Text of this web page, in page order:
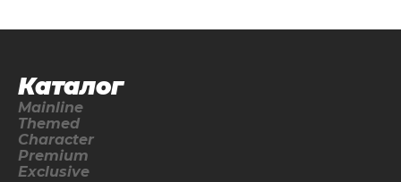
Каталог
Mainline
Themed
Character
Premium
Exclusive